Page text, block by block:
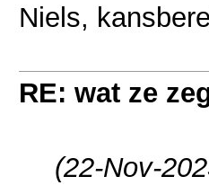
Niels,
RE: wat ze
(22-Nov-